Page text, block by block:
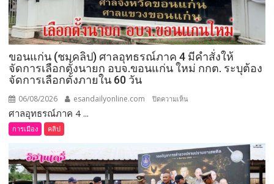
ขอนแก่น (ชมคลิป) ศาลอุทธรณ์ภาค 4 มีคำสั่งให้
จัดการเลือกตั้งนายก อบจ.ขอนแก่น ใหม่ กกต. ระบุต้อง
จัดการเลือกตั้งภายใน 60 วัน
06/08/2026 esandailyonline.com ปิดความเห็น
ศาล
อุทธรณ์
ภาค 4 มี
ศาลอุทธรณ์ภาค 4 ...
การเมือง คลิป